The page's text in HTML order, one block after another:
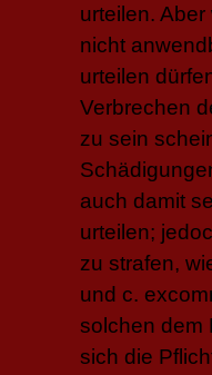
urteilen.
nicht
urteilen
Verbrechen
zu sein
auch damit
urteilen;
zu strafen,
und c.
solchen dem
sich die